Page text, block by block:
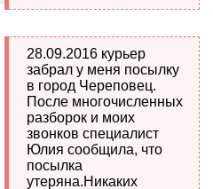
28.09.2016 курьер
забрал у меня посылку
в город Череповец.
После многочисленных
разборок и моих
звонков специалист
Юлия сообщила, что
посылка
утеряна.Никаких